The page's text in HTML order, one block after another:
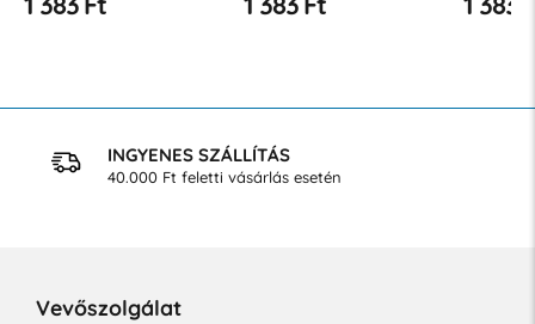
INGYENES SZÁLLÍTÁS
40.000 Ft feletti vásárlás esetén
Vevőszolgálat